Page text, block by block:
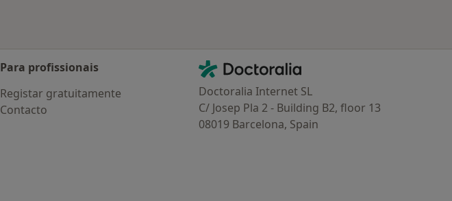
Para profissionais
Registar gratuitamente
Contacto
Contacto
Doctoralia - Homepage
Doctoralia Internet SL
C/ Josep Pla 2 - Building B2, floor 13
08019 Barcelona, Spain